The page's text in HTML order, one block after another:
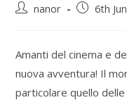
nanor 6th
Amanti del cinema e
nuova avventura! Il
particolare quello